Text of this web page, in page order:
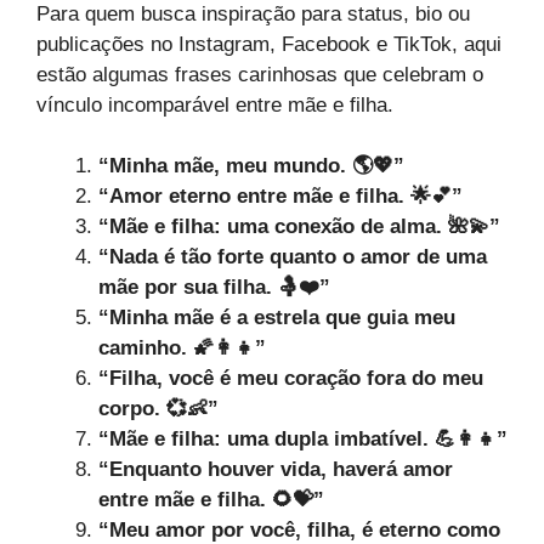
Para quem busca inspiração para status, bio ou
publicações no Instagram, Facebook e TikTok, aqui
estão algumas frases carinhosas que celebram o
vínculo incomparável entre mãe e filha.
“Minha mãe, meu mundo. 🌎💖”
“Amor eterno entre mãe e filha. 🌟💕”
“Mãe e filha: uma conexão de alma. 🌺💫”
“Nada é tão forte quanto o amor de uma
mãe por sua filha. 🤱❤️”
“Minha mãe é a estrela que guia meu
caminho. 🌠👩‍👧”
“Filha, você é meu coração fora do meu
corpo. 💞👶”
“Mãe e filha: uma dupla imbatível. 💪👩‍👧”
“Enquanto houver vida, haverá amor
entre mãe e filha. 🌻💝”
“Meu amor por você, filha, é eterno como